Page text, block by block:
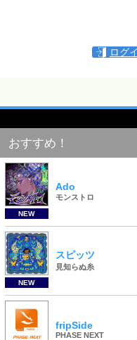
ログ
おすすめ！
NEW
Ado
モンストロ
NEW
スピッツ
見知らぬ糸
fripSide
PHASE NEXT